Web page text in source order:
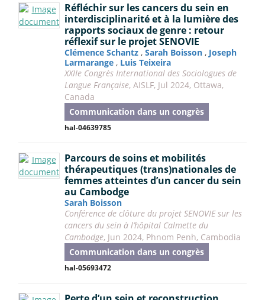
Réfléchir sur les cancers du sein en
interdisciplinarité et à la lumière des
rapports sociaux de genre : retour
réflexif sur le projet SENOVIE
Clémence Schantz , Sarah Boisson , Joseph
Larmarange , Luis Teixeira
XXIIe Congrès International des Sociologues de
Langue Française, AISLF, Jul 2024, Ottawa,
Canada
Communication dans un congrès
hal-04639785
Parcours de soins et mobilités
thérapeutiques (trans)nationales de
femmes atteintes d’un cancer du sein
au Cambodge
Sarah Boisson
Conférence de clôture du projet SENOVIE sur les
cancers du sein à l’hôpital Calmette du
Cambodge, Jun 2024, Phnom Penh, Cambodia
Communication dans un congrès
hal-05693472